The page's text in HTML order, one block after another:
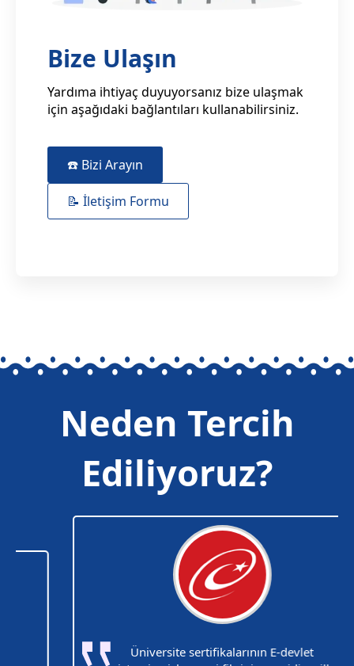
Bize Ulaşın
Yardıma ihtiyaç duyuyorsanız bize ulaşmak
için aşağıdaki bağlantıları kullanabilirsiniz.
☎️ Bizi Arayın
📝 İletişim Formu
Neden Tercih
Ediliyoruz?
Üniversite sertifikalarının E-devlet